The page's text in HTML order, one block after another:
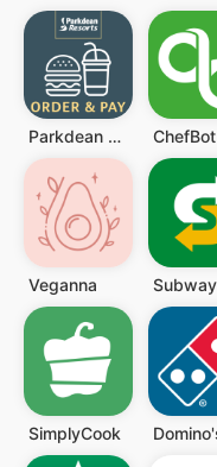
Parkdean Resorts – Order & Pay ChefBot
Veganna
SimplyCook